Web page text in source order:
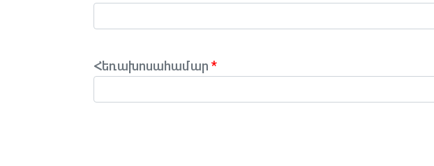
Հեռախոսահամար